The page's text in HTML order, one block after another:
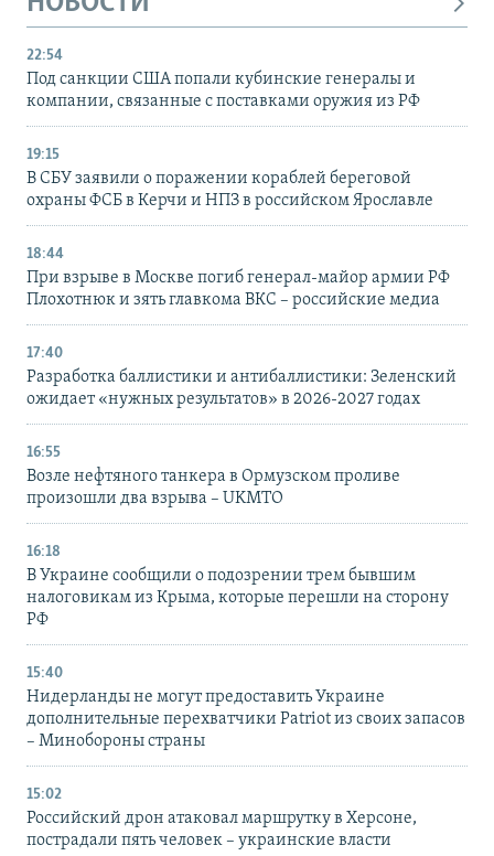
22:54
Под санкции США попали кубинские генералы и
компании, связанные с поставками оружия из РФ
19:15
В СБУ заявили о поражении кораблей береговой
охраны ФСБ в Керчи и НПЗ в российском Ярославле
18:44
При взрыве в Москве погиб генерал-майор армии РФ
Плохотнюк и зять главкома ВКС – российские медиа
17:40
Разработка баллистики и антибаллистики: Зеленский
ожидает «нужных результатов» в 2026-2027 годах
16:55
Возле нефтяного танкера в Ормузском проливе
произошли два взрыва – UKMTO
16:18
В Украине сообщили о подозрении трем бывшим
налоговикам из Крыма, которые перешли на сторону
РФ
15:40
Нидерланды не могут предоставить Украине
дополнительные перехватчики Patriot из своих запасов
– Минобороны страны
15:02
Российский дрон атаковал маршрутку в Херсоне,
пострадали пять человек – украинские власти